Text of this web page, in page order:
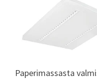
Paperimassasta